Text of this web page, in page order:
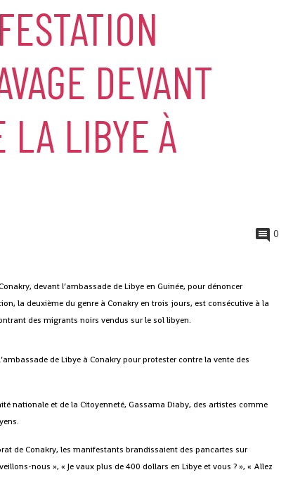
DEVANT
LA LIBYE À
0
devant l’ambassade de Libye en Guinée, pour dénoncer
la deuxième du genre à Conakry en trois jours, est consécutive à la
des migrants noirs vendus sur le sol libyen.
de Libye à Conakry pour protester contre la vente des
nationale et de la Citoyenneté, Gassama Diaby, des artistes comme
de Conakry, les manifestants brandissaient des pancartes sur
nous », « Je vaux plus de 400 dollars en Libye et vous ? », « Allez